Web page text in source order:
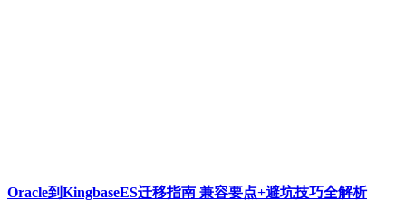
Oracle到KingbaseES迁移指南 兼容要点+避坑技巧全解析